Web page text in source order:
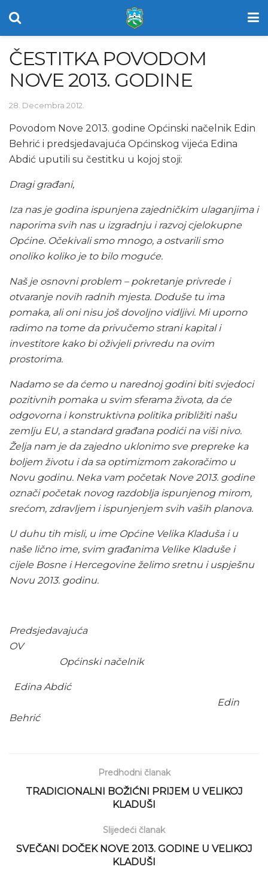
ČESTITKA POVODOM
NOVE 2013. GODINE
28. Decembra 2012.
Povodom Nove 2013. godine Općinski načelnik Edin
Behrić i predsjedavajuća Općinskog vijeća Edina
Abdić uputili su čestitku u kojoj stoji:
Dragi građani,
Iza nas je godina ispunjena zajedničkim ulaganjima i
naporima svih nas u izgradnju i razvoj cjelokupne
Općine. Očekivali smo mnogo, a ostvarili smo
onoliko koliko je to bilo moguće.
Naš je osnovni problem – pokretanje privrede i
otvaranje novih radnih mjesta. Doduše tu ima
pomaka, ali oni nisu još dovoljno vidljivi. Mi uporno
radimo na tome da privučemo strani kapital i
investitore kako bi oživjeli privredu na ovim
prostorima.
Nadamo se da ćemo u narednoj godini biti svjedoci
pozitivnih pomaka u svim sferama života, da će
odgovorna i konstruktivna politika približiti našu
zemlju EU, a standard građana podići na viši nivo.
Želja nam je da zajedno uklonimo sve prepreke ka
boljem životu i da sa optimizmom zakoračimo u
Novu godinu. Neka vam početak Nove 2013. godine
označi početak novog razdoblja ispunjenog mirom,
srećom, zdravljem i ispunjenjem svih vaših planova.
U duhu tih misli, u ime Općine Velika Kladuša i u
naše lično ime, svim građanima Velike Kladuše i
cijele Bosne i Hercegovine želimo sretnu i uspješnu
Novu 2013. godinu.
Predsjedavajuća
OV
Općinski načelnik
Edina Abdić
Edin
Behrić
Predhodni članak
TRADICIONALNI BOŽIĆNI PRIJEM U VELIKOJ
KLADUŠI
Slijedeći članak
SVEČANI DOČEK NOVE 2013. GODINE U VELIKOJ
KLADUŠI